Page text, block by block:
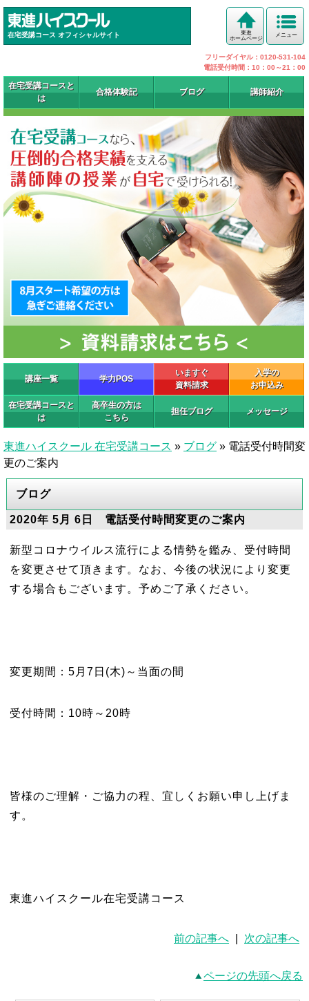
在宅受講コース オフィシャルサイト メニュー
東進
ホームページ
フリーダイヤル：0120-531-104
電話受付時間：10：00～21：00
在宅受講コースと
は
合格体験記 ブログ 講師紹介
講座一覧 学力POS
いますぐ
資料請求
入学の
お申込み
在宅受講コースと
は
高卒生の方は
こちら
担任ブログ メッセージ
東進ハイスクール 在宅受講コース » ブログ » 電話受付時間変
更のご案内
ブログ
2020年 5月 6日 電話受付時間変更のご案内
新型コロナウイルス流行による情勢を鑑み、受付時間
を変更させて頂きます。なお、今後の状況により変更
する場合もございます。予めご了承ください。
変更期間：5月7日(木)～当面の間
受付時間：10時～20時
皆様のご理解・ご協力の程、宜しくお願い申し上げま
す。
東進ハイスクール在宅受講コース
前の記事へ 次の記事へ
ページの先頭へ戻る